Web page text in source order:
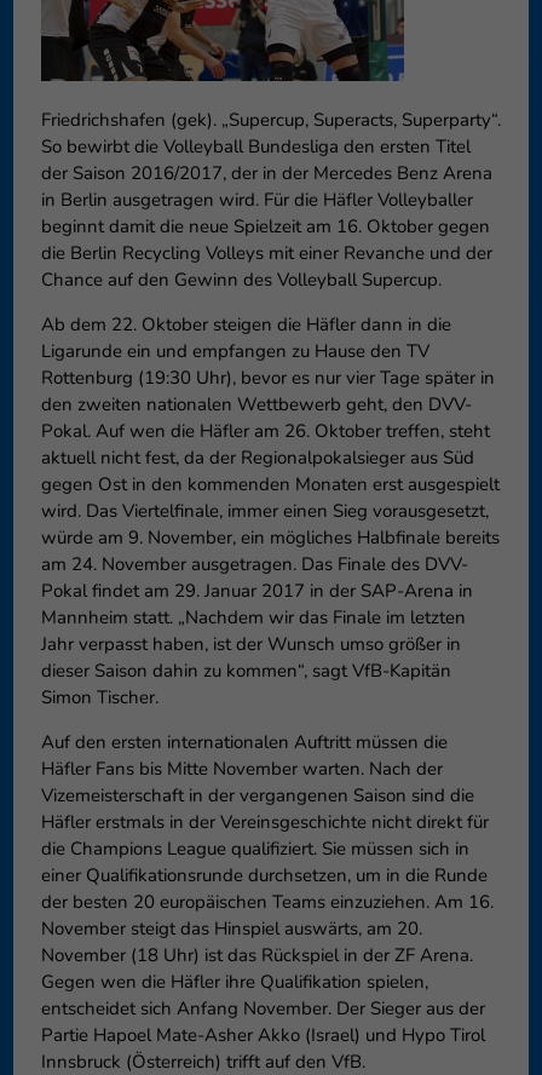
Friedrichshafen (gek). „Supercup, Superacts, Superparty“.
So bewirbt die Volleyball Bundesliga den ersten Titel
der Saison 2016/2017, der in der Mercedes Benz Arena
in Berlin ausgetragen wird. Für die Häfler Volleyballer
beginnt damit die neue Spielzeit am 16. Oktober gegen
die Berlin Recycling Volleys mit einer Revanche und der
Chance auf den Gewinn des Volleyball Supercup.
Ab dem 22. Oktober steigen die Häfler dann in die
Ligarunde ein und empfangen zu Hause den TV
Rottenburg (19:30 Uhr), bevor es nur vier Tage später in
den zweiten nationalen Wettbewerb geht, den DVV-
Pokal. Auf wen die Häfler am 26. Oktober treffen, steht
aktuell nicht fest, da der Regionalpokalsieger aus Süd
gegen Ost in den kommenden Monaten erst ausgespielt
wird. Das Viertelfinale, immer einen Sieg vorausgesetzt,
würde am 9. November, ein mögliches Halbfinale bereits
am 24. November ausgetragen. Das Finale des DVV-
Pokal findet am 29. Januar 2017 in der SAP-Arena in
Mannheim statt. „Nachdem wir das Finale im letzten
Jahr verpasst haben, ist der Wunsch umso größer in
dieser Saison dahin zu kommen“, sagt VfB-Kapitän
Simon Tischer.
Auf den ersten internationalen Auftritt müssen die
Häfler Fans bis Mitte November warten. Nach der
Vizemeisterschaft in der vergangenen Saison sind die
Häfler erstmals in der Vereinsgeschichte nicht direkt für
die Champions League qualifiziert. Sie müssen sich in
einer Qualifikationsrunde durchsetzen, um in die Runde
der besten 20 europäischen Teams einzuziehen. Am 16.
November steigt das Hinspiel auswärts, am 20.
November (18 Uhr) ist das Rückspiel in der ZF Arena.
Gegen wen die Häfler ihre Qualifikation spielen,
entscheidet sich Anfang November. Der Sieger aus der
Partie Hapoel Mate-Asher Akko (Israel) und Hypo Tirol
Innsbruck (Österreich) trifft auf den VfB.
können Ihre Einwilligung zu ganzen Kategorien geben oder sich
weitere Informationen anzeigen lassen und so nur bestimmte
Cookies auswählen.
Speichern Nur essenzielle Cookies akzeptieren
Zurück
Datenschutzeinstellungen
Essenziell (1)
Essenzielle Cookies ermöglichen grundlegende Funktionen und sind für
die einwandfreie Funktion der Website erforderlich.
Cookie-Informationen anzeigen
Externe Medien (6)
Inhalte von Videoplattformen und Social-Media-Plattformen werden
standardmäßig blockiert. Wenn Cookies von externen Medien akzeptiert
Einwilligung mehr.
Cookie-Informationen anzeigen
Datenschutzerklärung Impressum